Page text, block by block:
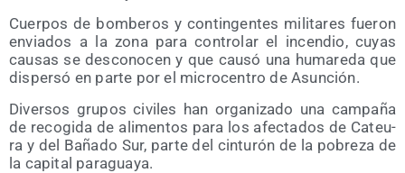
Cuer­pos de bom­be­ros y con­tin­gen­tes mili­ta­res fue­ron
envia­dos a la zona para con­tro­lar el incen­dio, cuyas
cau­sas se des­co­no­cen y que cau­só una huma­re­da que
dis­per­só en par­te por el micro­cen­tro de Asunción.
Diver­sos gru­pos civi­les han orga­ni­za­do una cam­pa­ña
de reco­gi­da de ali­men­tos para los afec­ta­dos de Cateu­
ra y del Baña­do Sur, par­te del cin­tu­rón de la pobre­za de
la capi­tal paraguaya.